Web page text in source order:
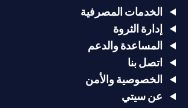
الخدمات المصرفية
إدارة الثروة
المساعدة والدعم
اتصل بنا
الخصوصية والأمن
عن سيتي